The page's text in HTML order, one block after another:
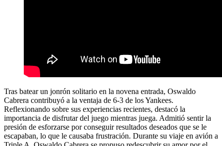
Tras batear un jonrón solitario en la novena entrada, Oswaldo
Cabrera contribuyó a la ventaja de 6-3 de los Yankees.
Reflexionando sobre sus experiencias recientes, destacó la
importancia de disfrutar del juego mientras juega. Admitió sentir la
presión de esforzarse por conseguir resultados deseados que se le
escapaban, lo que le causaba frustración. Durante su viaje en avión a